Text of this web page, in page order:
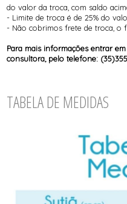
do valor da troca, com saldo
- Limite de troca é de 25% do
- Não cobrimos frete de troca, o
Para mais informações entrar
consultora, pelo telefone:
TABELA DE MEDIDAS